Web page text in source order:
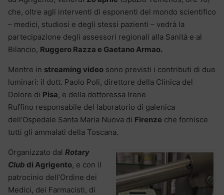
che, oltre agli interventi di esponenti del mondo scientifico
– medici, studiosi e degli stessi pazienti – vedrà la
partecipazione degli assessori regionali alla Sanità e al
Bilancio, Ruggero Razza e Gaetano Armao.
Mentre in streaming video sono previsti i contributi di due
luminari: il dott. Paolo Poli, direttore della Clinica del
Dolore di Pisa, e della dottoressa Irene
Ruffino responsabile del laboratorio di galenica
dell’Ospedale Santa Maria Nuova di Firenze che fornisce
tutti gli ammalati della Toscana.
Organizzato dal Rotary
Club di Agrigento, e con il
patrocinio dell’Ordine dei
Medici, dei Farmacisti, di